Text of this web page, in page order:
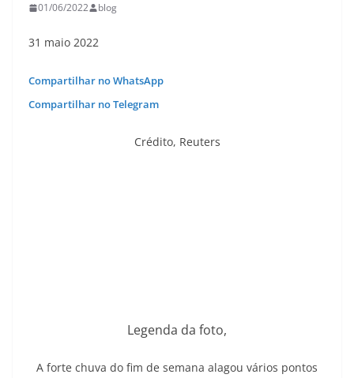
01/06/2022 blog
31 maio 2022
Compartilhar no WhatsApp
Compartilhar no Telegram
Crédito, Reuters
Legenda da foto,
A forte chuva do fim de semana alagou vários pontos